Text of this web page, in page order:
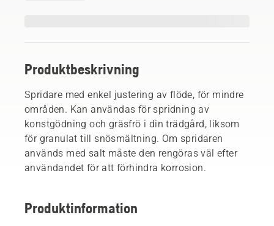
Produktbeskrivning
Spridare med enkel justering av flöde, för mindre
områden. Kan användas för spridning av
konstgödning och gräsfrö i din trädgård, liksom
för granulat till snösmältning. Om spridaren
används med salt måste den rengöras väl efter
användandet för att förhindra korrosion.
Produktinformation